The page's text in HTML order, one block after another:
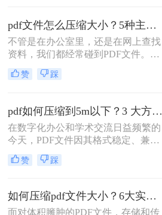
pdf文件怎么压缩大小？5种主流压缩方法分享！
不管是在办公室里，还是在网上查找
资料，我们都经常碰到PDF文件。在
工作中，发送邮件需要PDF文件格
式，但太大的PDF文件也是一个棘手
被限制为5M，否则就发送不了。若能
pdf文件怎么压缩大小，那就可轻松上
传。在今天，我们将分享两种简单的
pdf文件压缩方式。
赞 踩
pdf如何压缩到5m以下？3 大方法手把手教，轻松过平台限制！
在数字化办公和学术交流日益频繁的
今天，PDF文件因其格式稳定、兼容
性强而成为我们传递信息的主要载
体。然而，一个棘手的问题常常困扰
电子邮件发送简历、在学术平台提交
论文，还是在微信等即时通讯工具中
赞 踩
如何压缩pdf文件大小？6大实用压缩方案深度解析！
面对体积臃肿的PDF文件，存储和传